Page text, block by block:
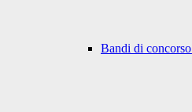
Bandi di concorso